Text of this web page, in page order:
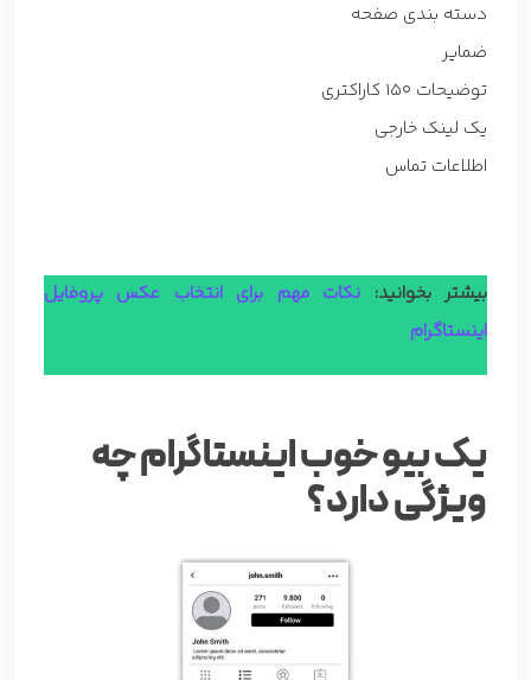
دسته بندی صفحه
ضمایر
توضیحات 150 کاراکتری
یک لینک خارجی
اطلاعات تماس
بیشتر بخوانید: نکات مهم برای انتخاب عکس پروفایل
اینستاگرام
یک بیو خوب اینستاگرام چه
ویژگی دارد؟